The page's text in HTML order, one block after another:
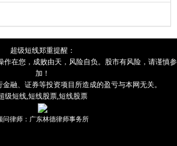
超级短线郑重提醒：
作在您，成败由天 ，风险自负。股市有风险，请谨慎参
加！
融、证券等投资项目所造成的盈亏与本网无关。
级短线,短线股票,短线股票
问律师：广东林德律师事务所